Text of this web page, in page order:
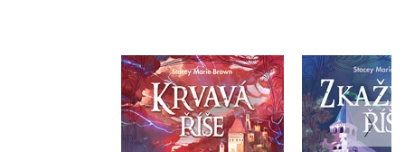
Krvavá říše
Stacey Marie Brown Stacey